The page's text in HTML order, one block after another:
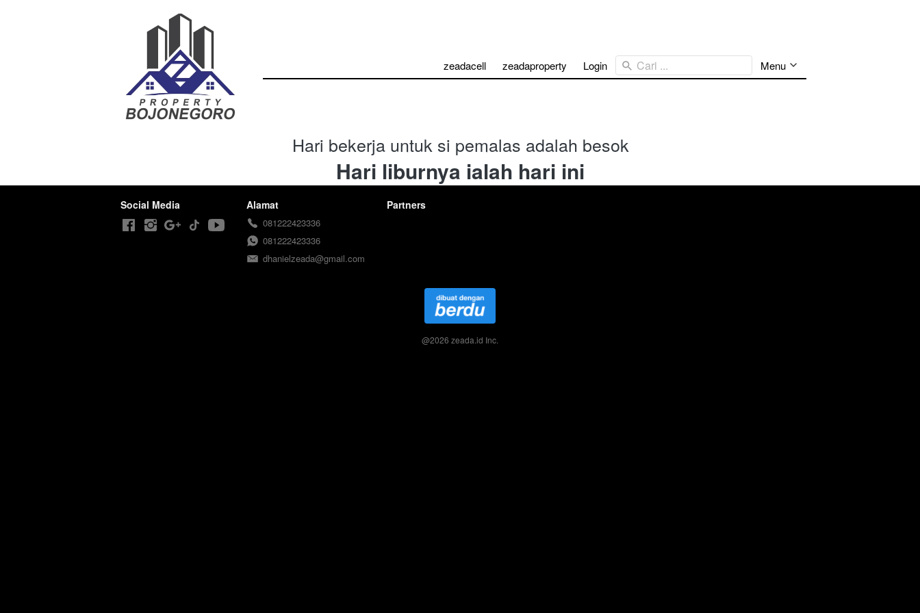
zeadacell zeadaproperty Login Cari ... Menu
Hari bekerja untuk si pemalas adalah besok
Hari liburnya ialah hari ini
Social Media Alamat
081222423336
081222423336
dhanielzeada@gmail.com
Partners
@2026 zeada.id Inc.